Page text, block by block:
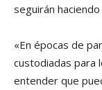
seguirán
«En épocas de
custodiadas para
entender que